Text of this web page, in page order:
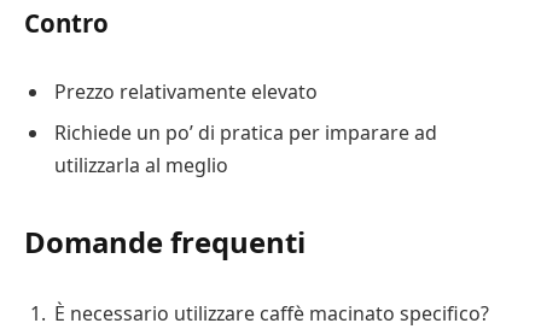
Contro
Prezzo relativamente elevato
Richiede un po’ di pratica per imparare ad
utilizzarla al meglio
Domande frequenti
È necessario utilizzare caffè macinato specifico?